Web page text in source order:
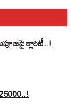
క్లారిటీ..!